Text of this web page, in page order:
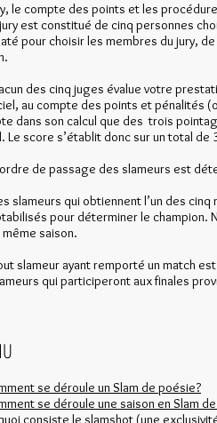
le compte des points et les
jury est constitué de cinq personnes
pour choisir les membres du jury,
des cinq juges évalue votre
au compte des points et pénalités
dans son calcul que des trois
Le score s’établit donc sur un total de
de passage des slameurs est
slameurs qui obtiennent l’un des
pour déterminer le champion.
saison.
slameur ayant remporté un match
qui participeront aux finales
se déroule un Slam de poésie?
se déroule une saison en Slam
consiste le slamshot (une